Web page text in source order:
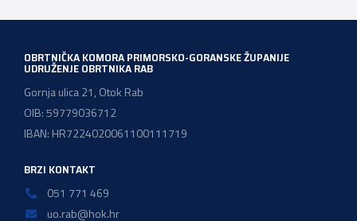
OBRTNIČKA KOMORA PRIMORSKO-GORANSKE ŽUPANIJE
UDRUŽENJE OBRTNIKA RAB
Gornja ulica 21, Otok Rab
OIB: 59779036712
IBAN: HR7224020061100111719
BRZI KONTAKT
051 771 469
uo.rab@hok.hr